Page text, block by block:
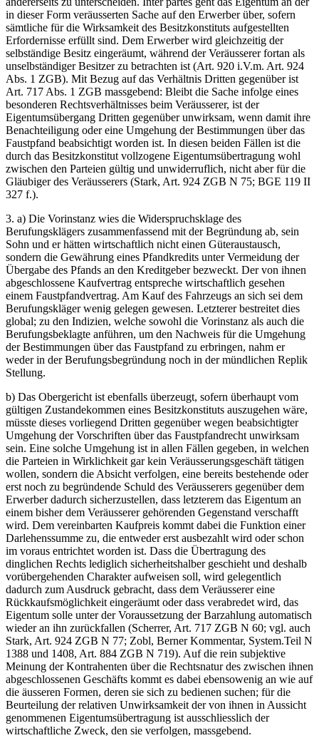
in dieser Form veräusserten Sache auf den Erwerber über, sofern
sämtliche für die Wirksamkeit des Besitzkonstituts aufgestellten
Erfordernisse erfüllt sind. Dem Erwerber wird gleichzeitig der
selbständige Besitz eingeräumt, während der Veräusserer fortan als
unselbständiger Besitzer zu betrachten ist (Art. 920 i.V.m. Art. 924
Abs. 1 ZGB). Mit Bezug auf das Verhältnis Dritten gegenüber ist
Art. 717 Abs. 1 ZGB massgebend: Bleibt die Sache infolge eines
besonderen Rechtsverhältnisses beim Veräusserer, ist der
Eigentumsübergang Dritten gegenüber unwirksam, wenn damit ihre
Benachteiligung oder eine Umgehung der Bestimmungen über das
Faustpfand beabsichtigt worden ist. In diesen beiden Fällen ist die
durch das Besitzkonstitut vollzogene Eigentumsübertragung wohl
zwischen den Parteien gültig und unwiderruflich, nicht aber für die
Gläubiger des Veräusserers (Stark, Art. 924 ZGB N 75; BGE 119 II
327 f.).
3. a) Die Vorinstanz wies die Widerspruchsklage des
Berufungsklägers zusammenfassend mit der Begründung ab, sein
Sohn und er hätten wirtschaftlich nicht einen Güteraustausch,
sondern die Gewährung eines Pfandkredits unter Vermeidung der
Übergabe des Pfands an den Kreditgeber bezweckt. Der von ihnen
abgeschlossene Kaufvertrag entspreche wirtschaftlich gesehen
einem Faustpfandvertrag. Am Kauf des Fahrzeugs an sich sei dem
Berufungskläger wenig gelegen gewesen. Letzterer bestreitet dies
global; zu den Indizien, welche sowohl die Vorinstanz als auch die
Berufungsbeklagte anführen, um den Nachweis für die Umgehung
der Bestimmungen über das Faustpfand zu erbringen, nahm er
weder in der Berufungsbegründung noch in der mündlichen Replik
Stellung.
b) Das Obergericht ist ebenfalls überzeugt, sofern überhaupt vom
gültigen Zustandekommen eines Besitzkonstituts auszugehen wäre,
müsste dieses vorliegend Dritten gegenüber wegen beabsichtigter
Umgehung der Vorschriften über das Faustpfandrecht unwirksam
sein. Eine solche Umgehung ist in allen Fällen gegeben, in welchen
die Parteien in Wirklichkeit gar kein Veräusserungsgeschäft tätigen
wollen, sondern die Absicht verfolgen, eine bereits bestehende oder
erst noch zu begründende Schuld des Veräusserers gegenüber dem
Erwerber dadurch sicherzustellen, dass letzterem das Eigentum an
einem bisher dem Veräusserer gehörenden Gegenstand verschafft
wird. Dem vereinbarten Kaufpreis kommt dabei die Funktion einer
Darlehenssumme zu, die entweder erst ausbezahlt wird oder schon
im voraus entrichtet worden ist. Dass die Übertragung des
dinglichen Rechts lediglich sicherheitshalber geschieht und deshalb
vorübergehenden Charakter aufweisen soll, wird gelegentlich
dadurch zum Ausdruck gebracht, dass dem Veräusserer eine
Rückkaufsmöglichkeit eingeräumt oder dass verabredet wird, das
Eigentum solle unter der Voraussetzung der Barzahlung automatisch
wieder an ihn zurückfallen (Scherrer, Art. 717 ZGB N 60; vgl. auch
Stark, Art. 924 ZGB N 77; Zobl, Berner Kommentar, System.Teil N
1388 und 1408, Art. 884 ZGB N 719). Auf die rein subjektive
Meinung der Kontrahenten über die Rechtsnatur des zwischen ihnen
abgeschlossenen Geschäfts kommt es dabei ebensowenig an wie auf
die äusseren Formen, deren sie sich zu bedienen suchen; für die
Beurteilung der relativen Unwirksamkeit der von ihnen in Aussicht
genommenen Eigentumsübertragung ist ausschliesslich der
wirtschaftliche Zweck, den sie verfolgen, massgebend.